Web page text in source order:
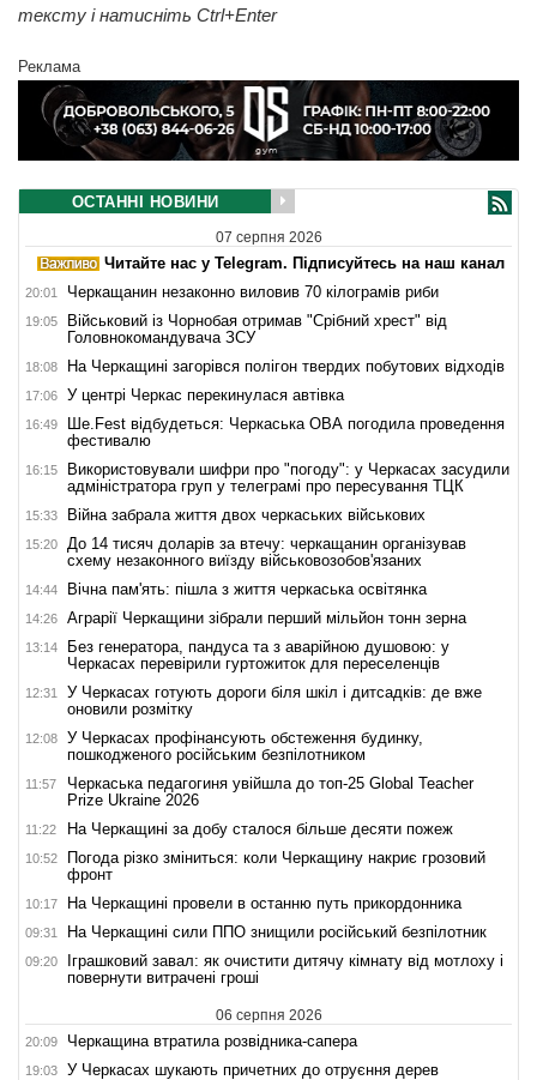
тексту і натисніть Ctrl+Enter
Реклама
ОСТАННІ НОВИНИ
07 серпня 2026
Читайте нас у Telegram. Підписуйтесь на наш канал
20:01 Черкащанин незаконно виловив 70 кілограмів риби
19:05
Військовий із Чорнобая отримав "Срібний хрест" від
Головнокомандувача ЗСУ
18:08 На Черкащині загорівся полігон твердих побутових відходів
17:06 У центрі Черкас перекинулася автівка
16:49
Ше.Fest відбудеться: Черкаська ОВА погодила проведення
фестивалю
16:15
Використовували шифри про "погоду": у Черкасах засудили
адміністратора груп у телеграмі про пересування ТЦК
15:33 Війна забрала життя двох черкаських військових
15:20
До 14 тисяч доларів за втечу: черкащанин організував
схему незаконного виїзду військовозобов'язаних
14:44 Вічна пам'ять: пішла з життя черкаська освітянка
14:26 Аграрії Черкащини зібрали перший мільйон тонн зерна
13:14
Без генератора, пандуса та з аварійною душовою: у
Черкасах перевірили гуртожиток для переселенців
12:31
У Черкасах готують дороги біля шкіл і дитсадків: де вже
оновили розмітку
12:08
У Черкасах профінансують обстеження будинку,
пошкодженого російським безпілотником
11:57
Черкаська педагогиня увійшла до топ-25 Global Teacher
Prize Ukraine 2026
11:22 На Черкащині за добу сталося більше десяти пожеж
10:52
Погода різко зміниться: коли Черкащину накриє грозовий
фронт
10:17 На Черкащині провели в останню путь прикордонника
09:31 На Черкащині сили ППО знищили російський безпілотник
09:20
Іграшковий завал: як очистити дитячу кімнату від мотлоху і
повернути витрачені гроші
06 серпня 2026
20:09 Черкащина втратила розвідника-сапера
19:03 У Черкасах шукають причетних до отруєння дерев